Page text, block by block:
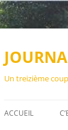
Aller
Un treizième
ACCUEIL